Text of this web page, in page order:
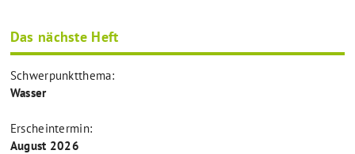
Das nächste Heft
Schwerpunktthema:
Wasser
Erscheintermin:
August 2026